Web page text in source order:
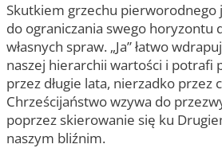
Skutkiem grzechu pierworodnego
do ograniczania swego horyzontu
własnych spraw. „Ja” łatwo
naszej hierarchii wartości i potrafi
przez długie lata, nierzadko przez
Chrześcijaństwo wzywa do
poprzez skierowanie się ku
naszym bliźnim.